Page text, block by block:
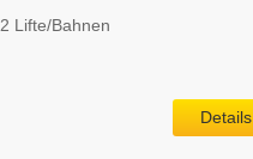
2 Lifte/Bahnen
Details